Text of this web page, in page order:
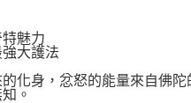
魅力
大護法
身，忿怒的能量來自佛陀
。